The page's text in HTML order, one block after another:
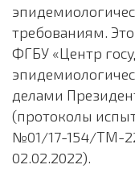
требованиям.
ФГБУ «Центр
делами
(протоколы
№01/17-154/ТМ-
02.02.2022).